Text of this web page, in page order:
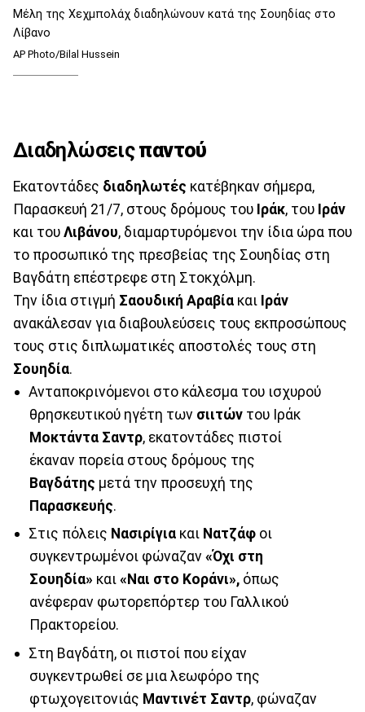
Μέλη της Χεχμπολάχ διαδηλώνουν κατά της Σουηδίας στο
Λίβανο
AP Photo/Bilal Hussein
Διαδηλώσειςπαντού
Εκατοντάδες διαδηλωτές κατέβηκαν σήμερα,
Παρασκευή 21/7, στους δρόμους του Ιράκ, του Ιράν
και του Λιβάνου, διαμαρτυρόμενοι την ίδια ώρα που
το προσωπικό της πρεσβείας της Σουηδίας στη
Βαγδάτη επέστρεφε στη Στοκχόλμη.
Την ίδια στιγμή Σαουδική Αραβία και Ιράν
ανακάλεσαν για διαβουλεύσεις τους εκπροσώπους
τους στις διπλωματικές αποστολές τους στη
Σουηδία.
Ανταποκρινόμενοι στο κάλεσμα του ισχυρού
θρησκευτικού ηγέτη των σιιτώντου Ιράκ
Μοκτάντα Σαντρ, εκατοντάδες πιστοί
έκαναν πορεία στους δρόμους της
Βαγδάτης μετά την προσευχή της
Παρασκευής.
Στις πόλεις Νασιρίγιακαι Νατζάφοι
συγκεντρωμένοι φώναζαν «Όχι στη
Σουηδία» και «Ναι στο Κοράνι»,όπως
ανέφεραν φωτορεπόρτερ του Γαλλικού
Πρακτορείου.
Στη Βαγδάτη, οι πιστοί που είχαν
συγκεντρωθεί σε μια λεωφόρο της
φτωχογειτονιάς Μαντινέτ Σαντρ, φώναζαν